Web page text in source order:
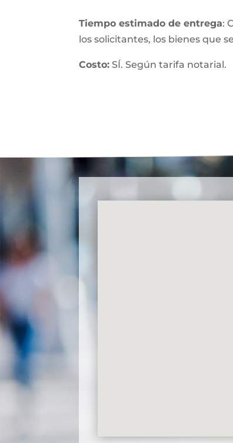
Tiempo estimado de entrega:
los solicitantes, los bienes que
Costo: SÍ. Según tarifa notarial.